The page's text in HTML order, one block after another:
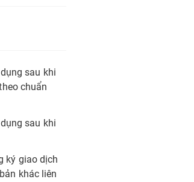
sau khi
chuẩn
sau khi
ký giao dịch
khác liên